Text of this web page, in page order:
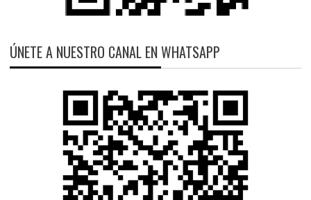
ÚNETE A NUESTRO CANAL EN WHATSAPP